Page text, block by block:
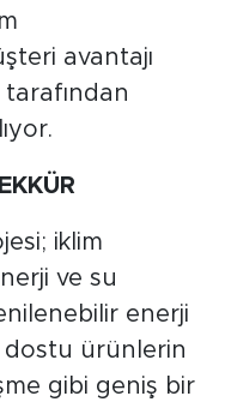
avantajı
iklim
ve su
enerji
dostu ürünlerin
gibi geniş bir